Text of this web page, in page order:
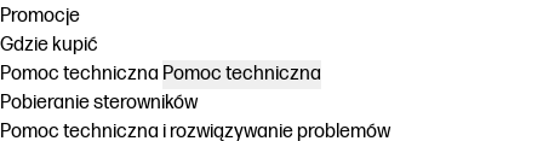
Promocje
Gdzie kupić
Pomoc techniczna Pomoc techniczna
Pobieranie sterowników
Pomoc techniczna i rozwiązywanie problemów